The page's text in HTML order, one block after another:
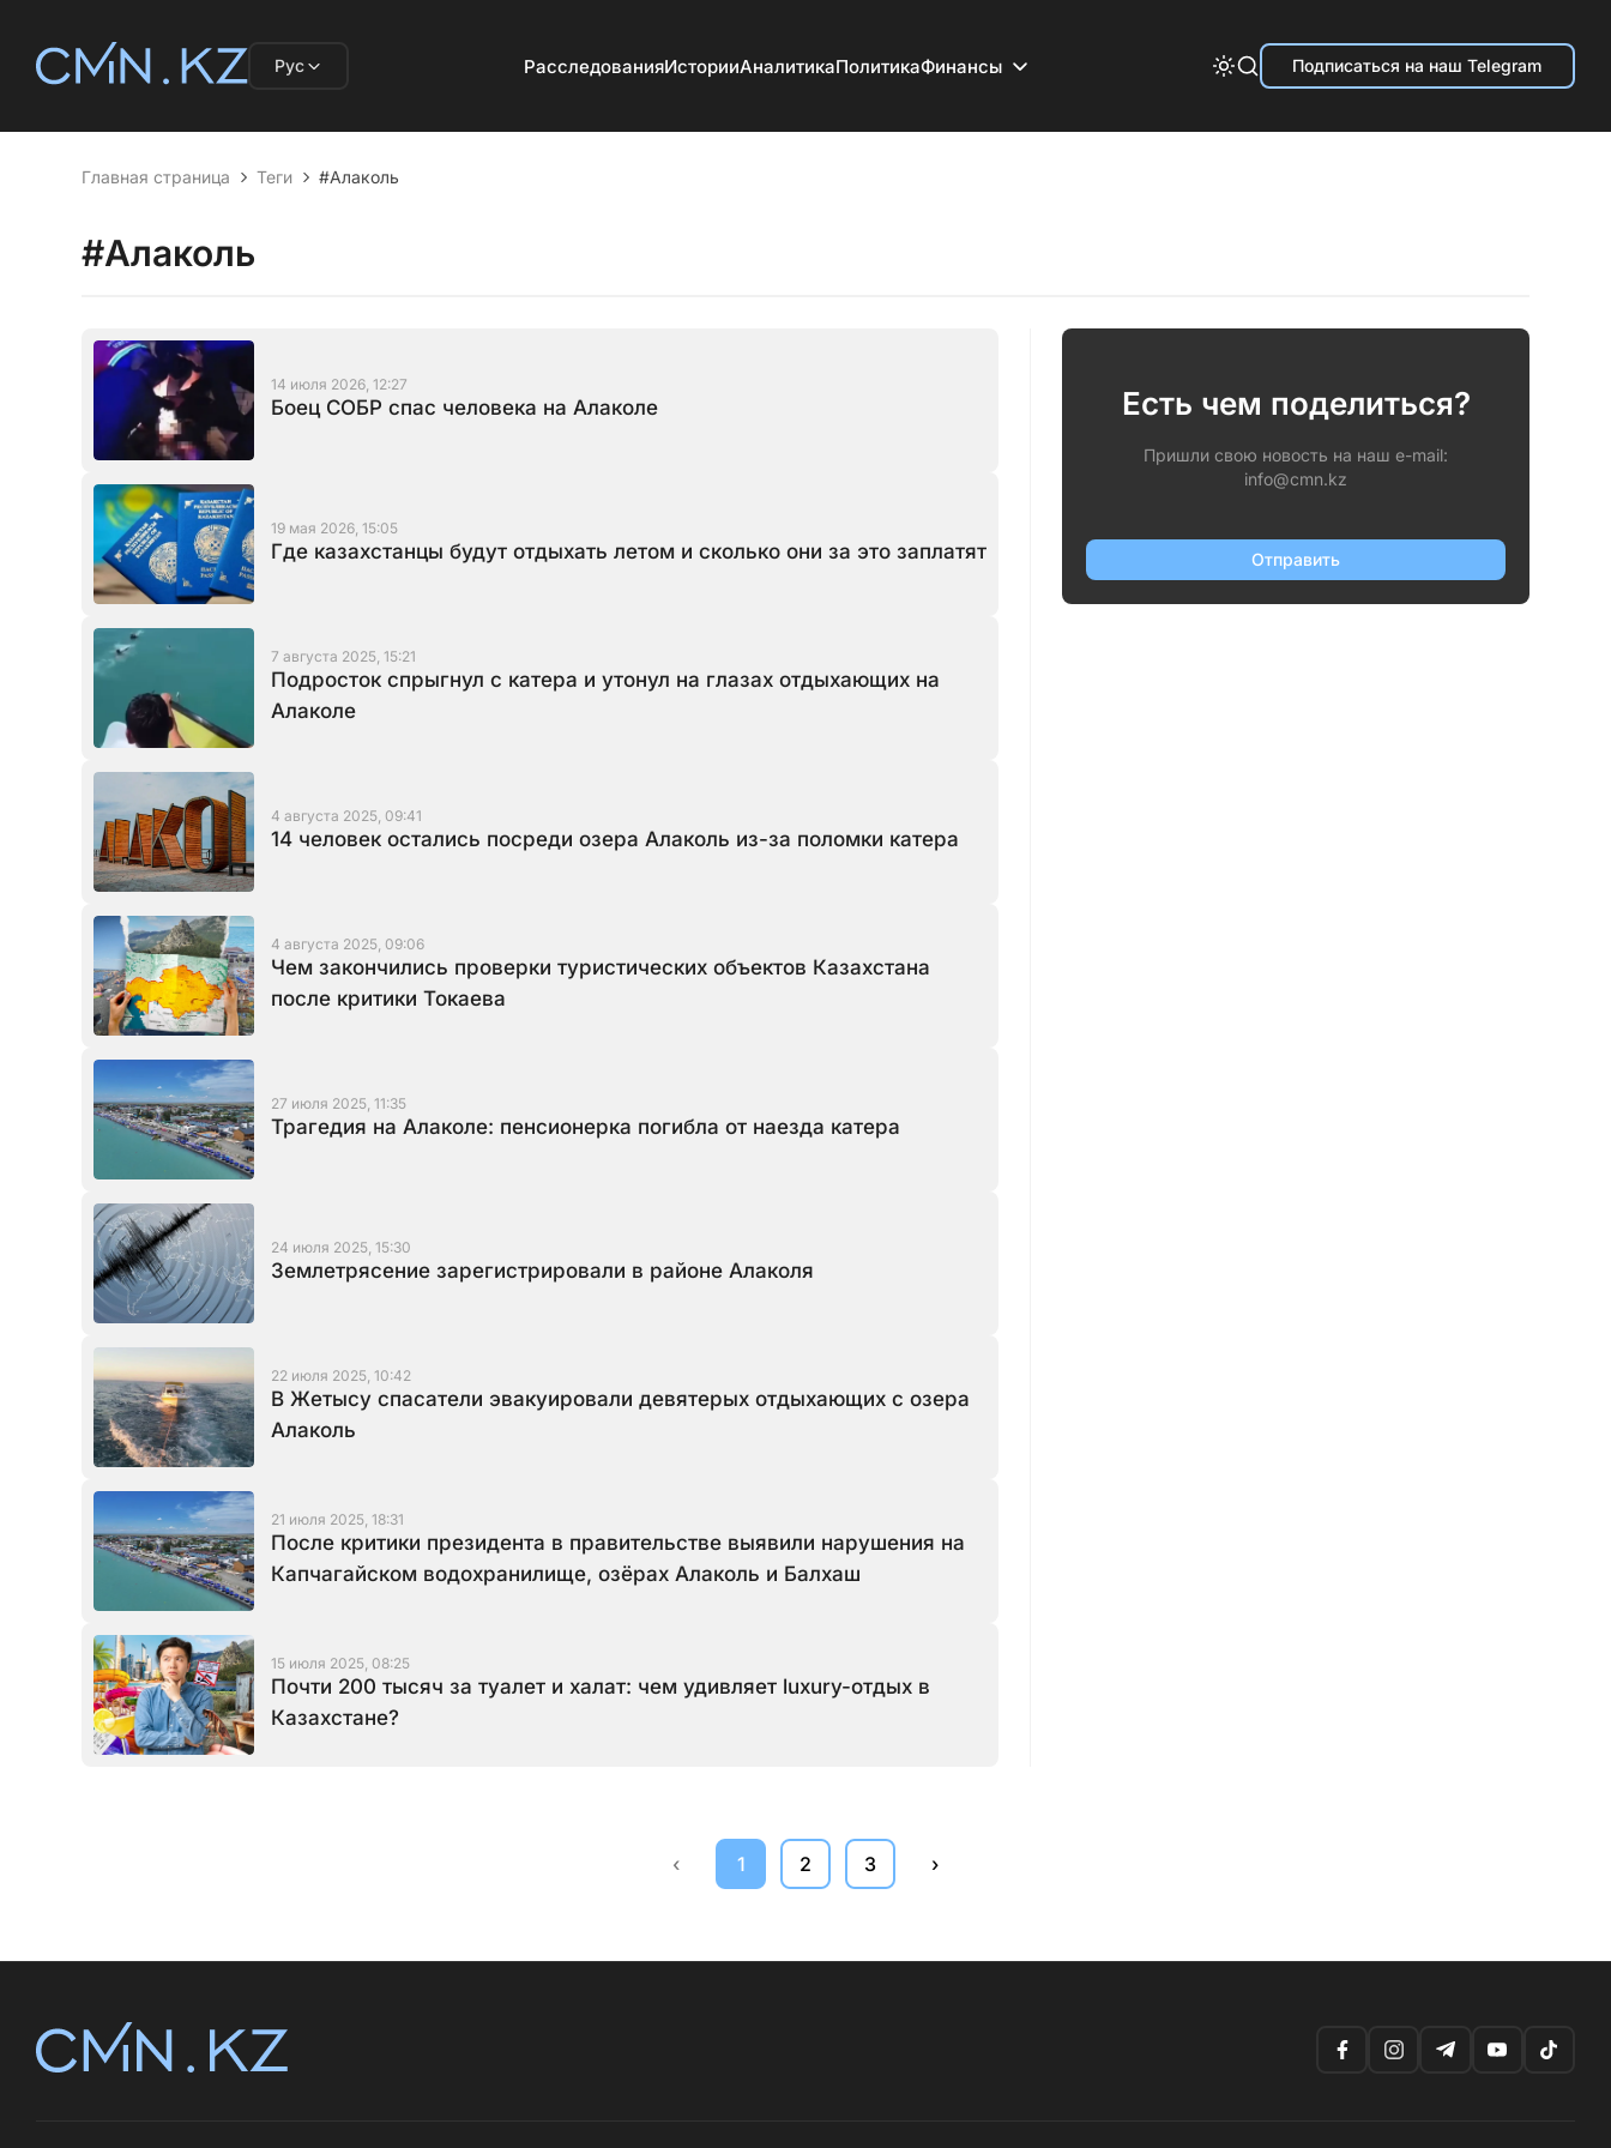
Рус РасследованияИсторииАналитикаПолитикаФинансы Подписаться на наш Telegram
Главная страница Теги #Алаколь
#Алаколь
14 июля 2026, 12:27
Боец СОБР спас человека на Алаколе
19 мая 2026, 15:05
Где казахстанцы будут отдыхать летом и сколько они за это заплатят
7 августа 2025, 15:21
Подросток спрыгнул с катера и утонул на глазах отдыхающих на
Алаколе
4 августа 2025, 09:41
14 человек остались посреди озера Алаколь из-за поломки катера
4 августа 2025, 09:06
Чем закончились проверки туристических объектов Казахстана
после критики Токаева
27 июля 2025, 11:35
Трагедия на Алаколе: пенсионерка погибла от наезда катера
24 июля 2025, 15:30
Землетрясение зарегистрировали в районе Алаколя
22 июля 2025, 10:42
В Жетысу спасатели эвакуировали девятерых отдыхающих с озера
Алаколь
21 июля 2025, 18:31
После критики президента в правительстве выявили нарушения на
Капчагайском водохранилище, озёрах Алаколь и Балхаш
15 июля 2025, 08:25
Почти 200 тысяч за туалет и халат: чем удивляет luxury-отдых в
Казахстане?
Есть чем поделиться?
Пришли свою новость на наш e-mail:
info@cmn.kz
Отправить
‹ 1 2 3 ›